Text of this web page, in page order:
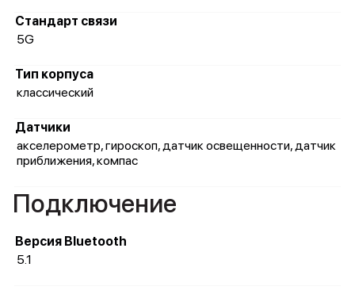
Стандарт связи
5G
Тип корпуса
классический
Датчики
акселерометр, гироскоп, датчик освещенности, датчик
приближения, компас
Подключение
Версия Bluetooth
5.1